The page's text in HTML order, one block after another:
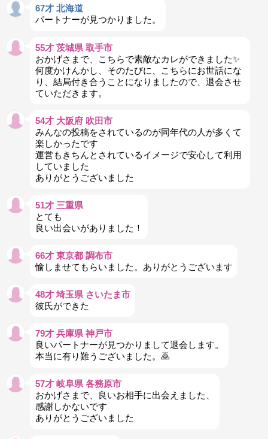
67才 北海道
パートナーが見つかりました。
55才 茨城県 取手市
おかげさまで、こちらで素敵なカレができました✨
何度かけんかし、そのたびに、こちらにお世話にな
り、結局付き合うことになりましたので、退会させ
ていただきます。
54才 大阪府 吹田市
みんなの投稿をされているのが同年代の人が多くて
楽しかったです
運営もきちんとされているイメージで安心して利用
していました
ありがとうございました
51才 三重県
とても
良い出会いがありました！
66才 東京都 調布市
愉しませてもらいました。ありがとうございます
48才 埼玉県 さいたま市
彼氏ができた
79才 兵庫県 神戸市
良いパートナーが見つかりまして退会します。
本当に有り難うございました。🙇
57才 岐阜県 各務原市
おかげさまで、良いお相手に出会えました、
感謝しかないです
ありがとうございました